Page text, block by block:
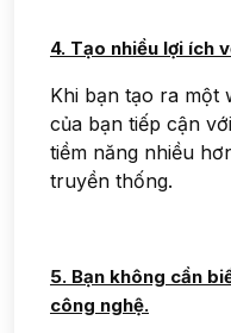
4. Tạo nhiều lợi ích
Khi bạn tạo ra một
của bạn tiếp cận
tiềm năng nhiều
truyền thống.
5. Bạn không cần
công nghệ.